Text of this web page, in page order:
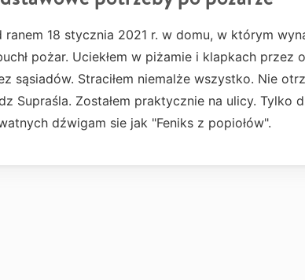
ranem 18 stycznia 2021 r. w domu, w którym
pożar. Uciekłem w piżamie i klapkach
sąsiadów. Straciłem niemalże wszystko. Nie
Supraśla. Zostałem praktycznie na ulicy. Tylko
dźwigam sie jak "Feniks z popiołów".